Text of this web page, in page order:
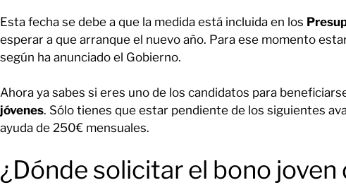
Esta fecha se debe a que la medida está incluida en los
esperar a que arranque el nuevo año. Para ese momento
según ha anunciado el Gobierno.
Ahora ya sabes si eres uno de los candidatos para
jóvenes. Sólo tienes que estar pendiente de los siguientes
ayuda de 250€ mensuales.
¿Dónde solicitar el bono joven